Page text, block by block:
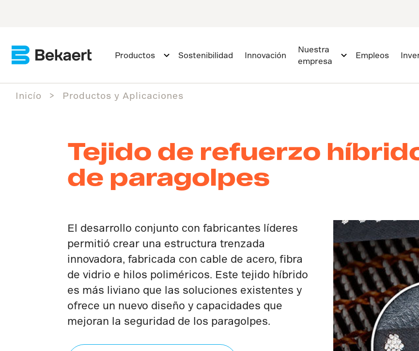
Productos Sostenibilidad Innovación
Nuestra
empresa
Empleos
Inicío Productos y Aplicaciones
Tejido de refuerzo
de paragolpes
El desarrollo conjunto con fabricantes líderes
permitió crear una estructura trenzada
innovadora, fabricada con cable de acero, fibra
de vidrio e hilos poliméricos. Este tejido híbrido
es más liviano que las soluciones existentes y
ofrece un nuevo diseño y capacidades que
mejoran la seguridad de los paragolpes.